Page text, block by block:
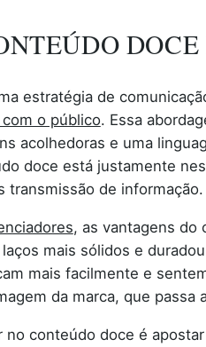
estratégia de
o público. Essa
acolhedoras e uma
doce está justamente
transmissão de informação.
, as vantagens do
mais sólidos e
mais facilmente e
da marca, que passa
no conteúdo doce é